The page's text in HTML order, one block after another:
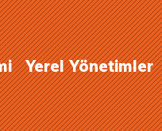
Yerel Yönetimler